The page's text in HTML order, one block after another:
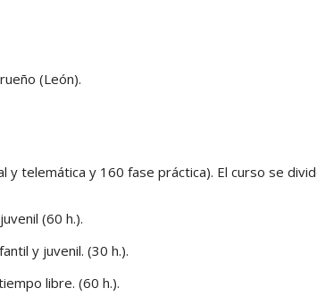
(León).
y telemática y 160 fase práctica). El curso se
(60 h.).
y juvenil. (30 h.).
libre. (60 h.).